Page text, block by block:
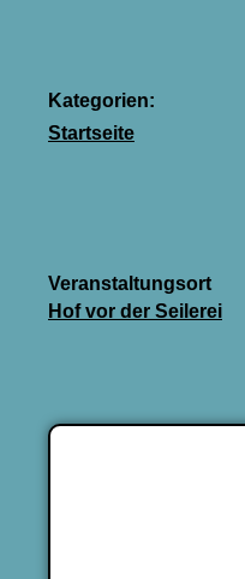
Kategorien:
Startseite
Veranstaltungsort
Hof vor der Seilerei